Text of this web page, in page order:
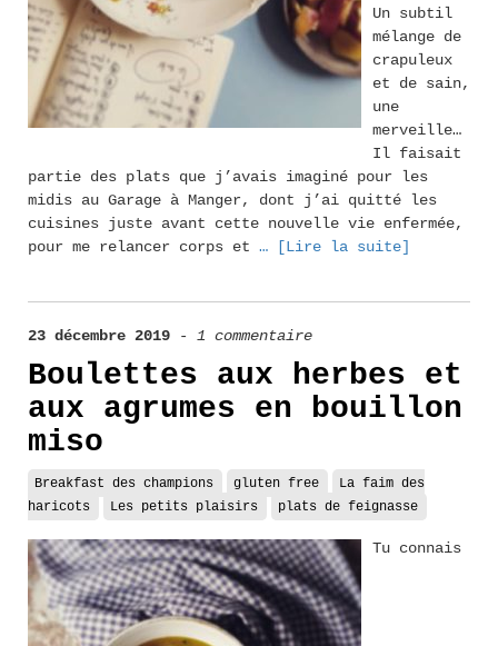
Un subtil
mélange de
crapuleux
et de sain,
une
merveille…
Il faisait
partie des plats que j’avais imaginé pour les
midis au Garage à Manger, dont j’ai quitté les
cuisines juste avant cette nouvelle vie enfermée,
pour me relancer corps et … [Lire la suite]
23 décembre 2019 - 1 commentaire
Boulettes aux herbes et
aux agrumes en bouillon
miso
Breakfast des champions gluten free
La faim des
haricots
Les petits plaisirs plats de feignasse
Tu connais